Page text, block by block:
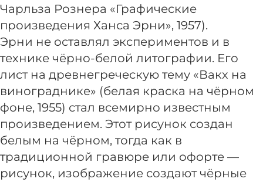
Чарльза Рознера «Графические
произведения Ханса Эрни», 1957).
Эрни не оставлял экспериментов и в
технике чёрно-белой литографии. Его
лист на древнегреческую тему «Вакх на
винограднике» (белая краска на чёрном
фоне, 1955) стал всемирно известным
произведением. Этот рисунок создан
белым на чёрном, тогда как в
традиционной гравюре или офорте —
рисунок, изображение создают чёрные